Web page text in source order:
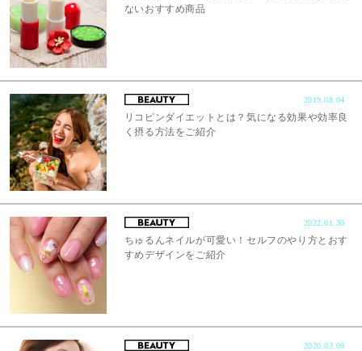
ないおすすめ商品
2019.08.04
リコピンダイエットとは？気になる効果や効率良
く摂る方法をご紹介
2022.01.30
ちゅるんネイルが可愛い！セルフのやり方とおす
すめデザインをご紹介
2020.03.09